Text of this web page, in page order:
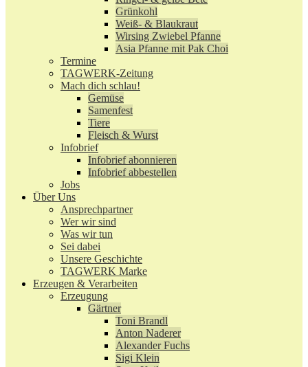
Grünkohl
Weiß- & Blaukraut
Wirsing Zwiebel Pfanne
Asia Pfanne mit Pak Choi
Termine
TAGWERK-Zeitung
Mach dich schlau!
Gemüse
Samenfest
Tiere
Fleisch & Wurst
Infobrief
Infobrief abonnieren
Infobrief abbestellen
Jobs
Über Uns
Ansprechpartner
Wer wir sind
Was wir tun
Sei dabei
Unsere Geschichte
TAGWERK Marke
Erzeugen & Verarbeiten
Erzeugung
Gärtner
Toni Brandl
Anton Naderer
Alexander Fuchs
Sigi Klein